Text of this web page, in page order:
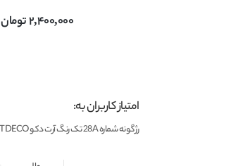
2,400,000تومان
امتیاز کاربران به:
رژگونه شماره 28A تک رنگ آرت دکو ARTDECO وزن 5 گرم